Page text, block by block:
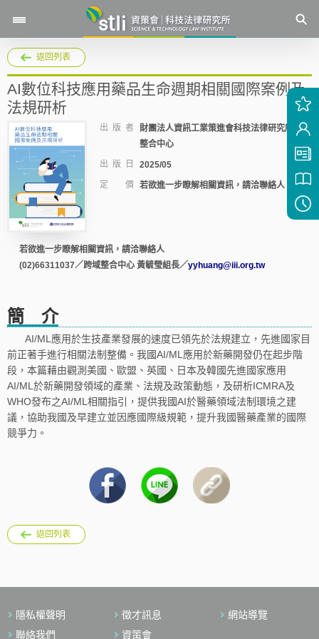
返回列表
AI數位科技應用藥品生命週期相關國際案例及
法規研析
出 版 者 財團法人資訊工業策進會科技法律研究所跨域
整合中心
出 版 日
2025/05
定 價
若欲進一步瞭解相關資訊，請洽聯絡人
若欲進一步瞭解相關資訊，請洽聯絡人
(02)66311037／跨域整合中心 黃毓瑩組長／yyhuang@iii.org.tw
簡 介
AI/ML應用於生技產業發展的速度已領先於法規建立，先進國家目
前正著手進行相關法制整備。我國AI/ML應用於新藥開發仍在起步階
段，本篇藉由觀測美國、歐盟、英國、日本及韓國先進國家應用
AI/ML於新藥開發領域的產業、法規及政策動態，及研析ICMRA及
WHO發布之AI/ML相關指引，提供我國AI於醫藥領域法制環境之建
議，協助我國及早建立並因應國際級規範，提升我國醫藥產業的國際
競爭力。
返回列表
隱私權聲明 徵才訊息
網站導覽
聯絡我們
資策會